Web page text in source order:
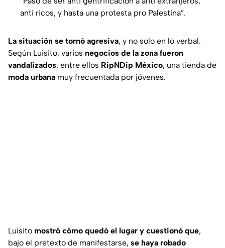
anti ricos, y hasta una protesta pro Palestina”.
La situación se tornó agresiva, y no solo en lo verbal.
Según Luisito, varios negocios de la zona fueron
vandalizados, entre ellos RipNDip México, una tienda de
moda urbana muy frecuentada por jóvenes.
Luisito mostró cómo quedó el lugar y cuestionó que,
bajo el pretexto de manifestarse, se haya robado